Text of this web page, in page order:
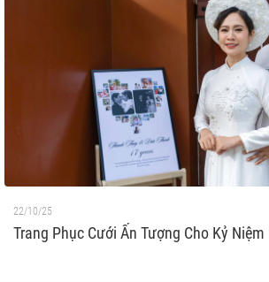
22/10/25
Trang Phục Cưới Ấn Tượng Cho Kỷ